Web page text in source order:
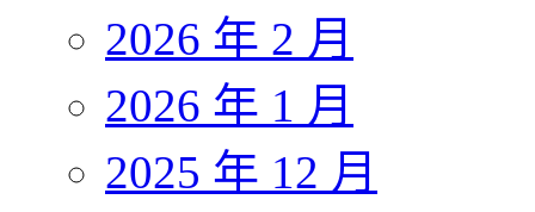
2026 年 2 月
2026 年 1 月
2025 年 12 月